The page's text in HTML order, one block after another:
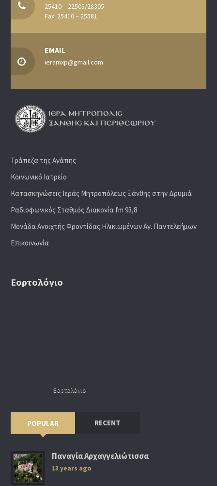
25410 – 22505/28305
Fax: 25410 – 25581
EMAIL
ieramxp@gmail.com
Τράπεζα της Αγάπης
Κοινωνικό Ιατρείο
Κατασκηνώσεις Ιεράς Μητροπόλεως Ξάνθης στην Δρυμιά
Ραδιoφωνικός Σταθμός Διακονία fm 93,8
Μονάδα Ανοιχτής Φροντίδας Ηλικιωμένων Αγ. Παντελεήμων
Επικοινωνία
Εορτολόγιο
Εορτολόγιο
POPULAR RECENT
Παναγία Αρχαγγελιώτισσα
13 years ago